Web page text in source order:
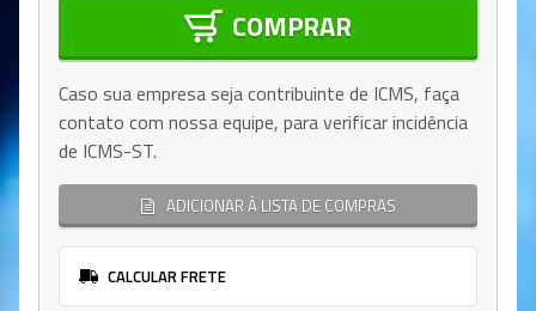
COMPRAR
Caso sua empresa seja contribuinte de ICMS, faça
contato com nossa equipe, para verificar incidência
de ICMS-ST.
ADICIONAR À LISTA DE COMPRAS
CALCULAR FRETE